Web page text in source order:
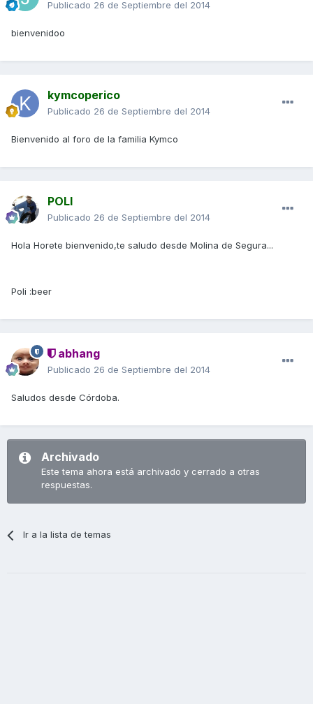
Publicado 26 de Septiembre del 2014
bienvenidoo
kymcoperico
Publicado 26 de Septiembre del 2014
Bienvenido al foro de la familia Kymco
POLI
Publicado 26 de Septiembre del 2014
Hola Horete bienvenido,te saludo desde Molina de Segura...
Poli :beer
abhang
Publicado 26 de Septiembre del 2014
Saludos desde Córdoba.
Archivado
Este tema ahora está archivado y cerrado a otras
respuestas.
Ir a la lista de temas